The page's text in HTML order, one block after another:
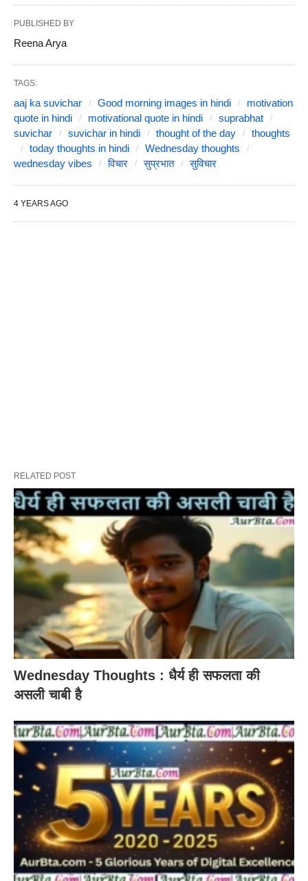
PUBLISHED BY
Reena Arya
TAGS:
aaj ka suvichar Good morning images in hindi
motivation
quote in hindi
motivational quote in hindi
suprabhat
suvichar
suvichar in hindi thought of the day
thoughts
today thoughts in hindi
Wednesday thoughts
wednesday vibes
विचार सुप्रभात सुविचार
4 YEARS AGO
RELATED POST
Wednesday Thoughts : धैर्य ही सफलता की
असली चाबी है